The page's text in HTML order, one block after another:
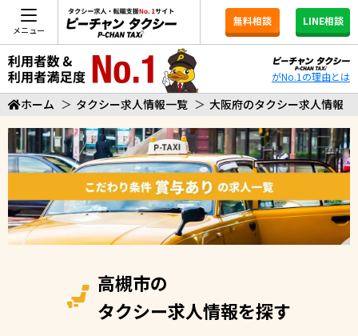
メニュー
無料相談 LINE相談
がNo.1の理由とは
ホーム ＞ タクシー求人情報一覧 ＞ 大阪府のタクシー求人情報
高槻市の
タクシー求人情報を探す